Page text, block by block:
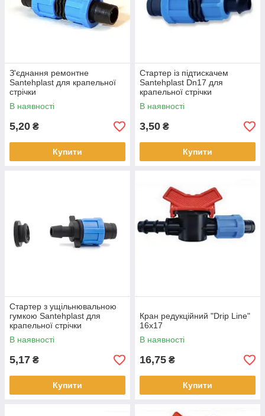
З'єднання ремонтне
Santehplast для крапельної
стрічки
В наявності
5,20 ₴
Купити
Стартер із підтискачем
Santehplast Dn17 для
крапельної стрічки
В наявності
3,50 ₴
Купити
Стартер з ущільнювальною
гумкою Santehplast для
крапельної стрічки
В наявності
5,17 ₴
Купити
Кран редукційний "Drip Line"
16х17
В наявності
16,75 ₴
Купити